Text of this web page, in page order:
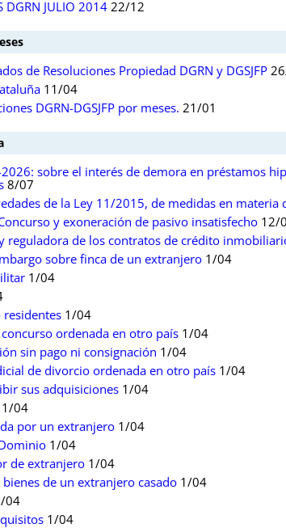
DGRN JULIO 201422/12
de Resoluciones Propiedad DGRN y DGSJFP
11/04
DGRN-DGSJFP por meses. 21/01
2026: sobre el interés de demora en préstamos
8/07
de la Ley 11/2015, de medidas en
y exoneración de pasivo insatisfecho 12/
reguladora de los contratos de crédito
sobre finca de un extranjero 1/04
1/04
1/04
ordenada en otro país 1/04
sin pago ni consignación 1/04
de divorcio ordenada en otro país 1/04
sus adquisiciones 1/04
1/04
por un extranjero 1/04
1/04
de extranjero 1/04
de un extranjero casado 1/04
04
1/04